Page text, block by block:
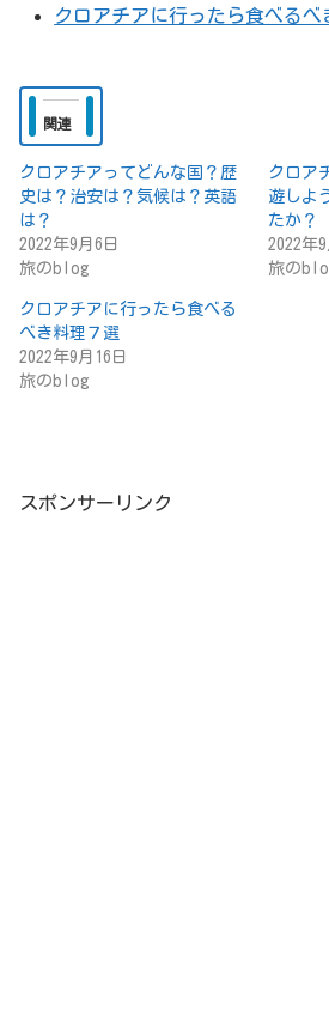
クロアチアに行ったら食べるべ
関連
クロアチアってどんな国？歴
史は？治安は？気候は？英語
は？
2022年9月6日
旅のblog
クロア
遊しよ
たか？
2022年9
旅の
クロアチアに行ったら食べる
べき料理７選
2022年9月16日
旅のblog
スポンサーリンク